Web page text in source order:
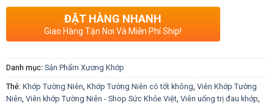
ĐẶT HÀNG NHANH
Giao Hàng Tận Nơi Và Miễn Phí Ship!
Danh mục: Sản Phẩm Xương Khớp
Thẻ: Khớp Tường Niên Khớp Tường Niên có tốt không Viên Khớp Tường
Niên Viên khớp Tường Niên - Shop Sức Khỏe Việt, Viên uống trị đau khớp